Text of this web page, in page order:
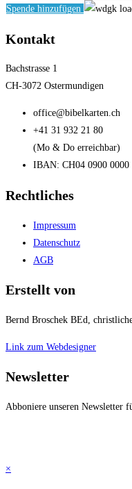
Spende hinzufügen
Kontakt
Bachstrasse 1
CH-3072 Ostermundigen
office@bibelkarten.ch
+41 31 932 21 80
(Mo & Do erreichbar)
IBAN: CH04 0900 0000
Rechtliches
Impressum
Datenschutz
AGB
Erstellt von
Bernd Broschek BEd,
Link zum Webdesigner
Newsletter
Abboniere unseren Newsletter
×